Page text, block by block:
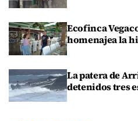
Ecofinca
homenajea la
La patera de
detenidos tres